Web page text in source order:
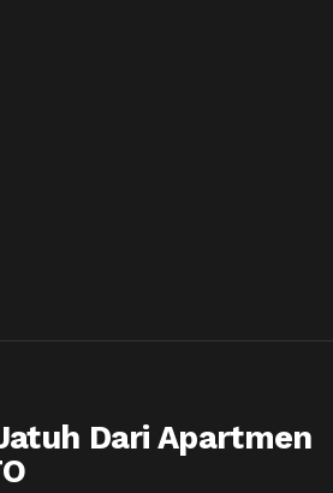
Dari Apartmen